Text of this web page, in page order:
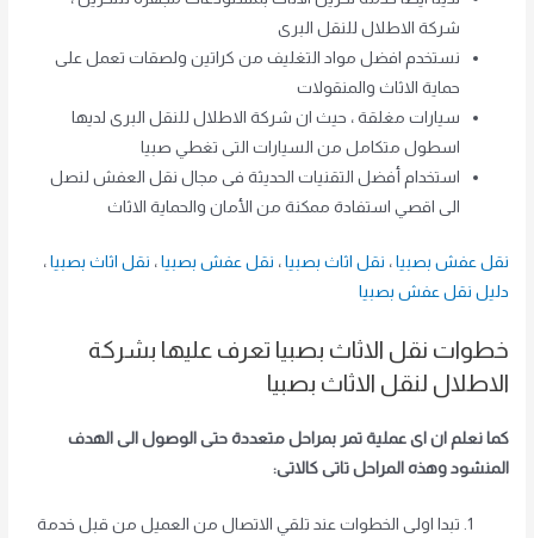
شركة الاطلال للنقل البرى
نستخدم افضل مواد التغليف من كراتين ولصقات تعمل على
حماية الاثاث والمنقولات
سيارات مغلقة ، حيث ان شركة الاطلال للنقل البرى لديها
اسطول متكامل من السيارات التى تغطي صبيا
استخدام أفضل التقنيات الحديثة فى مجال نقل العفش لنصل
الى اقصي استفادة ممكنة من الأمان والحماية الاثاث
نقل عفش بصبيا، نقل اثاث بصبيا، نقل عفش بصبيا ، نقل اثاث بصبيا ،
دليل نقل عفش بصبيا
خطوات نقل الاثاث بصبيا تعرف عليها بشركة
الاطلال لنقل الاثاث بصبيا
كما نعلم ان اى عملية تمر بمراحل متعددة حتى الوصول الى الهدف
المنشود وهذه المراحل تاتى كالاتى:
تبدا اولى الخطوات عند تلقي الاتصال من العميل من قبل خدمة